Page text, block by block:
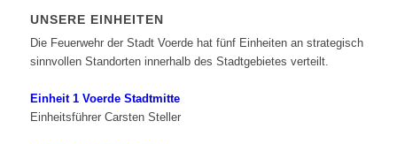
UNSERE EINHEITEN
Die Feuerwehr der Stadt Voerde hat fünf Einheiten an strategisch
sinnvollen Standorten innerhalb des Stadtgebietes verteilt.
Einheit 1 Voerde Stadtmitte
Einheitsführer Carsten Steller